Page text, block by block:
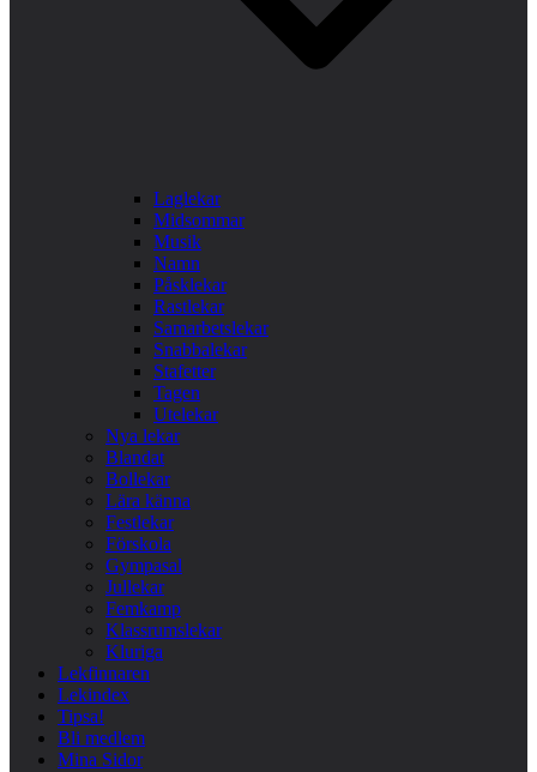
Laglekar
Midsommar
Musik
Namn
Påsklekar
Rastlekar
Samarbetslekar
Snabbalekar
Stafetter
Tagen
Utelekar
Nya lekar
Blandat
Bollekar
Lära känna
Festlekar
Förskola
Gympasal
Jullekar
Femkamp
Klassrumslekar
Kluriga
Lekfinnaren
Lekindex
Tipsa!
Bli medlem
Mina Sidor